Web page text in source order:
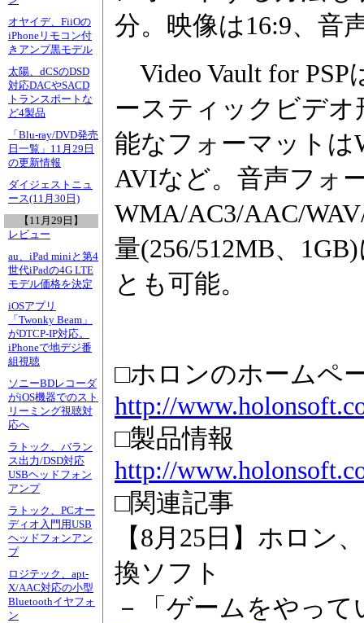
オヤイデ、FiiOの
iPhoneリモコン付
きアンプ黒モデル
太陽、dCSのDSD
対応DACやSACD
トランスポートな
ど4製品
「Blu-ray/DVD発売
日一覧」11月29日
の更新情報
ダイジェストニュ
ース(11月30日)
【11月29日】
レビュー
au、iPad miniと第4
世代iPadの4G LTE
モデル価格を決定
iOSアプリ
「Twonky Beam」
がDTCP-IP対応。
iPhoneで地デジ番
組視聴
ソニーBDレコーダ
がiOS機器でのスト
リーミング視聴対
応へ
ラトック、バラン
ス出力/DSD対応
USBヘッドフォン
アンプ
ラトック、PCオー
ディオ入門用USB
ヘッドフォンアン
プ
ロジテック、apt-
X/AAC対応の小型
Bluetoothイヤフォ
ン
分。映像は16:9、音
Video Vault for PSP
ースティックビデ
能なフォーマットは
AVIなど。音声フォ
WMA/AC3/AAC/
量(256/512MB、
とも可能。
□ホロンのホームペ
http://
□製品情報
http://
□関連記事
【8月25日】ホロン
換ソフト
－「ゲームをやっ